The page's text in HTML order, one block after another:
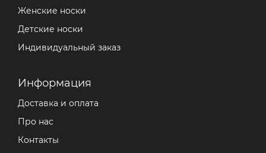
Женские носки
Детские носки
Индивидуальный заказ
Информация
Доставка и оплата
Про нас
Контакты